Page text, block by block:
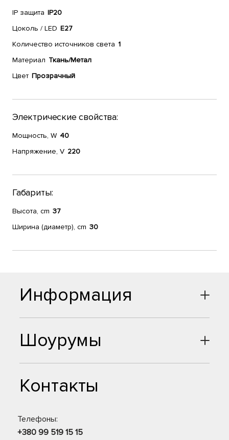
IP защита IP20
Цоколь / LED E27
Количество источников света 1
Материал Ткань/Метал
Цвет Прозрачный
Электрические свойства:
Мощность, W 40
Напряжение, V 220
Габариты:
Высота, cm 37
Ширина (диаметр), cm 30
Шоурумы
Контакты
Телефоны:
+380 99 519 15 15
Информация